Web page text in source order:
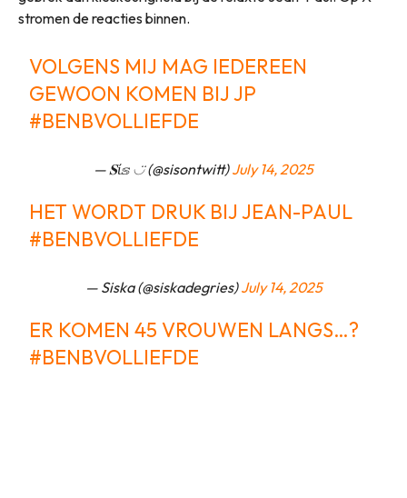
stromen de reacties binnen.
VOLGENS MIJ MAG IEDEREEN
GEWOON KOMEN BIJ JP
#BENBVOLLIEFDE
— 𝐒ί𝕤 ◡̈ (@sisontwitt)July 14, 2025
HET WORDT DRUK BIJ JEAN-PAUL
#BENBVOLLIEFDE
— Siska (@siskadegries)July 14, 2025
ER KOMEN 45 VROUWEN LANGS…?
#BENBVOLLIEFDE